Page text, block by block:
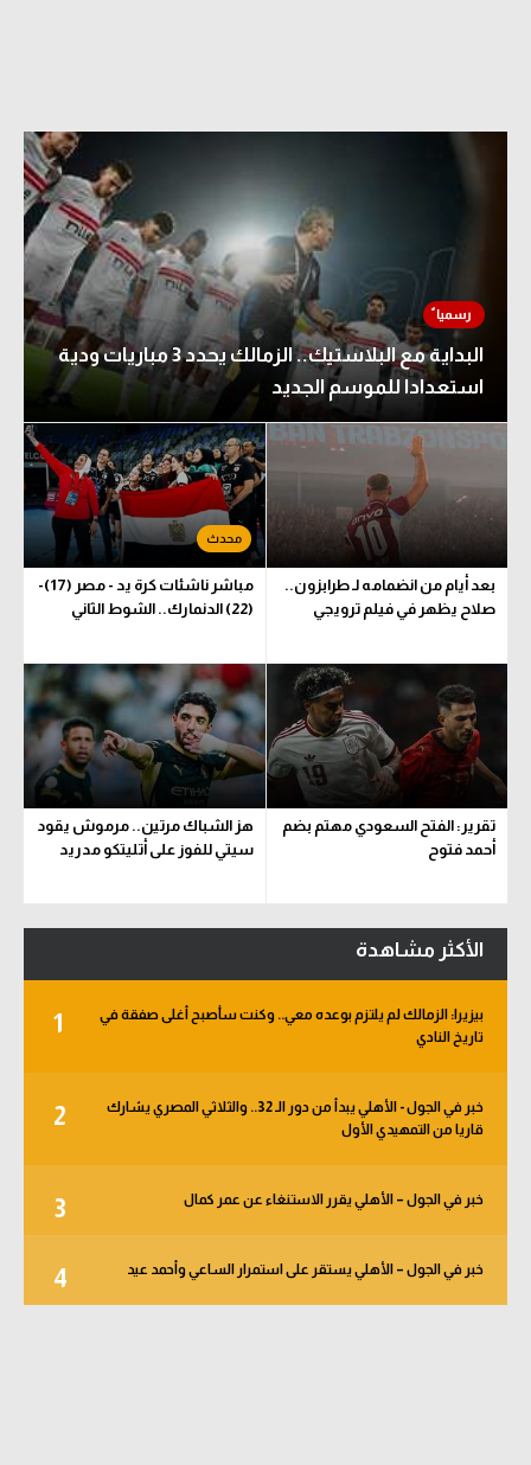
البداية مع البلاستيك.. الزمالك يحدد 3 مباريات ودية
استعدادا للموسم الجديد
بعد أيام من انضمامه لـ طرابزون..
صلاح يظهر في فيلم ترويجي
مباشر ناشئات كرة يد - مصر (17)-
(22) الدنمارك.. الشوط الثاني
تقرير: الفتح السعودي مهتم بضم
أحمد فتوح
هز الشباك مرتين.. مرموش يقود
سيتي للفوز على أتليتكو مدريد
الأكثر مشاهدة
1
بيزيرا: الزمالك لم يلتزم بوعده معي.. وكنت سأصبح أغلى صفقة في
تاريخ النادي
2
خبر في الجول - الأهلي يبدأ من دور الـ 32.. والثلاثي المصري يشارك
قاريا من التمهيدي الأول
3 خبر في الجول – الأهلي يقرر الاستنغاء عن عمر كمال
4 خبر في الجول – الأهلي يستقر على استمرار الساعي وأحمد عيد